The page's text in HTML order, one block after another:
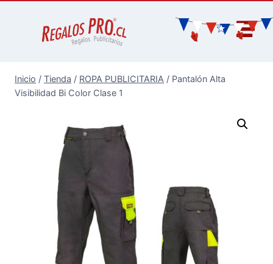
Inicio / Tienda / ROPA PUBLICITARIA / Pantalón Alta
Visibilidad Bi Color Clase 1